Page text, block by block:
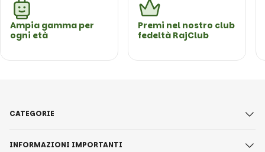
Ampia gamma per
ogni età
Premi nel nostro club
fedeltà RajClub
CATEGORIE
INFORMAZIONI IMPORTANTI